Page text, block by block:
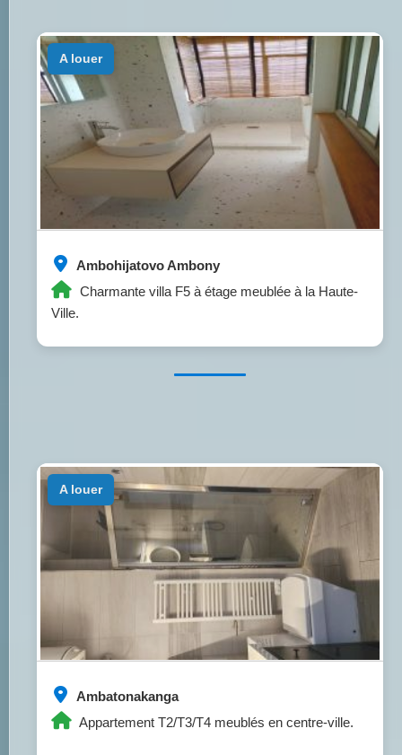
Ambohijatovo Ambony
Charmante villa F5 à étage meublée à la Haute-
Ville.
a louer
Ambatonakanga
Appartement T2/T3/T4 meublés en centre-ville.
a louer